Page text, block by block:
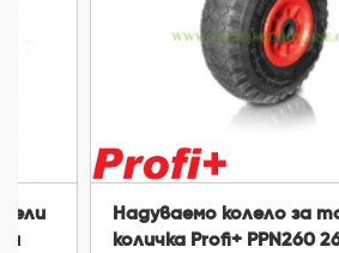
Надуваемо колело за
количка Profi+ PPN260